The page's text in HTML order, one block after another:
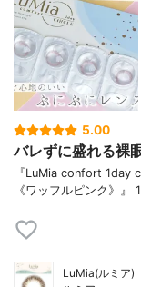
5.00
バレずに盛れる裸
『LuMia confort 1day
《ワッフルピンク》』
LuMia(ルミア)